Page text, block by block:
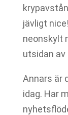
jävligt
neonskylt
utsidan av
Annars är
idag. Har